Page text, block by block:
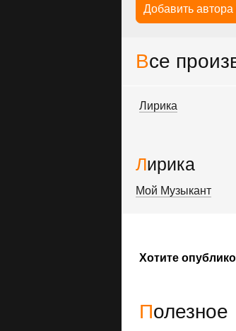
Хотите
Добавить
Все
Лирика
Лирика
Мой Музыкант
Полезное